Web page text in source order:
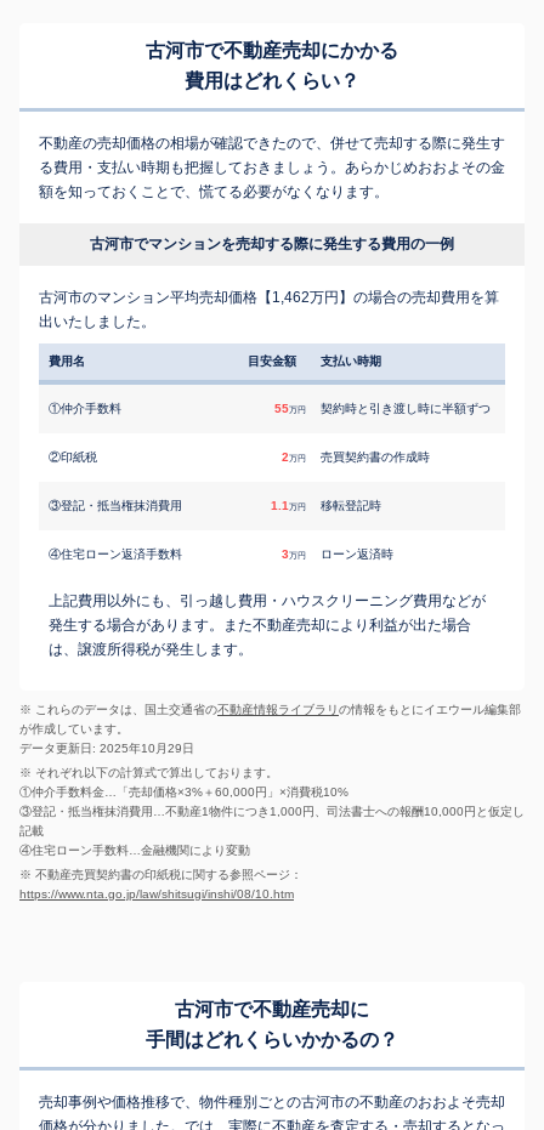
古河市で不動産売却にかかる
費用はどれくらい？
不動産の売却価格の相場が確認できたので、併せて売却する際に発生す
る費用・支払い時期も把握しておきましょう。あらかじめおおよその金
額を知っておくことで、慌てる必要がなくなります。
古河市でマンションを売却する際に発生する費用の一例
古河市のマンション平均売却価格【1,462万円】の場合の売却費用を算
出いたしました。
費用名 目安金額 支払い時期
①仲介手数料 55万円 契約時と引き渡し時に半額ずつ
②印紙税 2万円 売買契約書の作成時
③登記・抵当権抹消費用 1.1 万円 移転登記時
④住宅ローン返済手数料 3万円 ローン返済時
上記費用以外にも、引っ越し費用・ハウスクリーニング費用などが
発生する場合があります。また不動産売却により利益が出た場合
は、譲渡所得税が発生します。
※ これらのデータは、国土交通省の不動産情報ライブラリの情報をもとにイエウール編集部
が作成しています。
データ更新日: 2025年10月29日
※ それぞれ以下の計算式で算出しております。
①仲介手数料金…「売却価格×3%＋60,000円」×消費税10%
③登記・抵当権抹消費用…不動産1物件につき1,000円、司法書士への報酬10,000円と仮定し
記載
④住宅ローン手数料…金融機関により変動
※ 不動産売買契約書の印紙税に関する参照ページ：
https://www.nta.go.jp/law/shitsugi/inshi/08/10.htm
古河市で不動産売却に
手間はどれくらいかかるの？
売却事例や価格推移で、物件種別ごとの古河市の不動産のおおよそ売却
価格が分かりました。では、実際に不動産を査定する・売却するとなっ